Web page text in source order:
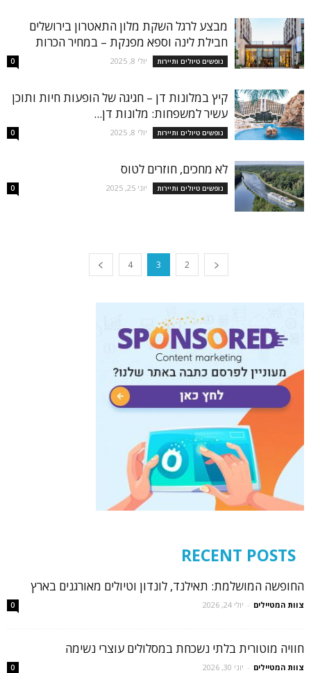
מבצע לרגל השקת מלון התאטרון בירושלים
חבילת לינה וספא מפנקת – במחיר הכרות
נופשים טיולים ותיירות יולי 8, 2025 0
קיץ במלונות דן – חגיגה של הופעות חיות ותוכן
עשיר למשפחות: מלונות דן...
נופשים טיולים ותיירות יולי 8, 2025 0
לא מחכים, חוזרים לטוס
נופשים טיולים ותיירות יוני 25, 2025 0
2
3
4
RECENT POSTS
החופשה המושלמת: תאילנד, לונדון וטיולים מאורגנים בארץ
צוות המטיילים - יולי 24, 2026 0
חוויה מוטורית בלתי נשכחת במסלולים עוצרי נשימה
צוות המטיילים - יוני 30, 2026 0